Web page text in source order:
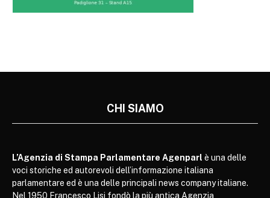
CHI SIAMO
L’Agenzia di Stampa Parlamentare Agenparl è una delle
voci storiche ed autorevoli dell’informazione italiana
parlamentare ed è una delle principali news company italiane.
Nel 1950 Francesco Lisi fondò la più antica Agenzia